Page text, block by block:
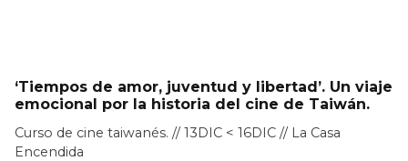
‘Tiempos de amor, juventud y libertad’. Un viaje
emocional por la historia del cine de Taiwán.
Curso de cine taiwanés. // 13DIC < 16DIC // La Casa
Encendida